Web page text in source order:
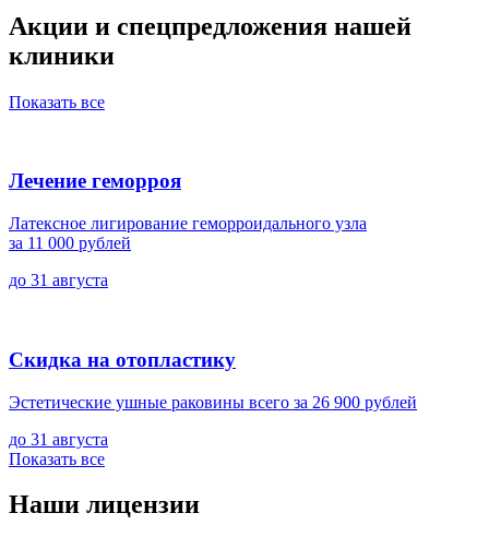
Акции и спецпредложения нашей
клиники
Показать все
Лечение геморроя
Латексное лигирование геморроидального узла
за 11 000 рублей
до 31 августа
Скидка на отопластику
Эстетические ушные раковины всего за 26 900 рублей
до 31 августа
Показать все
Наши лицензии